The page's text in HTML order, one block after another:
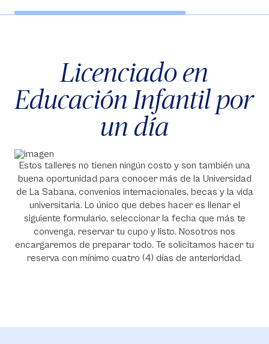
Licenciado en
Educación Infantil por
un día
Estos talleres no tienen ningún costo y son también una
buena oportunidad para conocer más de la Universidad
de La Sabana, convenios internacionales, becas y la vida
universitaria. Lo único que debes hacer es llenar el
siguiente formulario, seleccionar la fecha que más te
convenga, reservar tu cupo y listo. Nosotros nos
encargaremos de preparar todo. Te solicitamos hacer tu
reserva con mínimo cuatro (4) días de anterioridad.